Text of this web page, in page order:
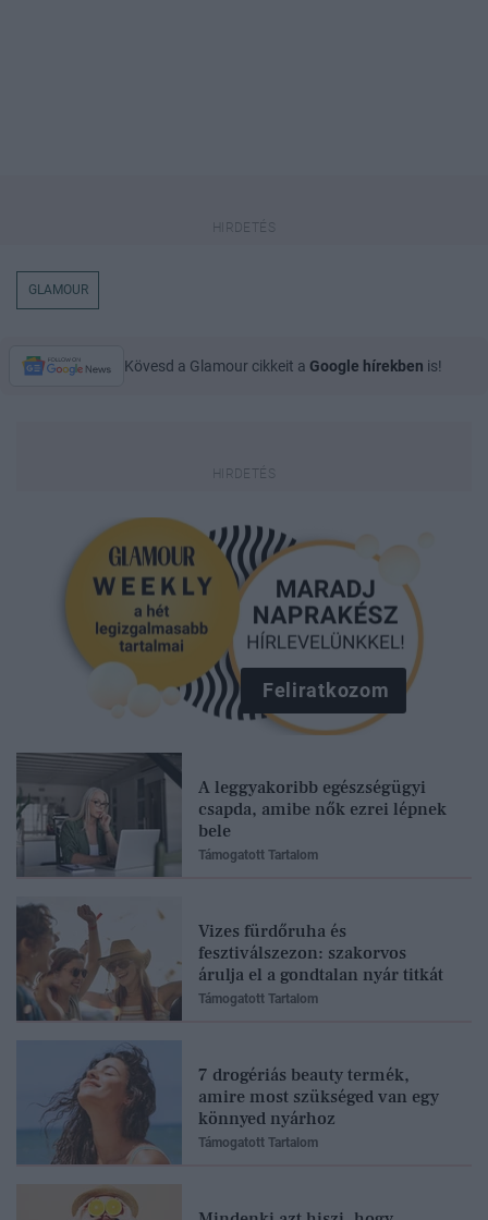
A
GLAMOUR
Kövesd a Glamour cikkeit a Google hírekben is!
Feliratkozom
A leggyakoribb egészségügyi
csapda, amibe nők ezrei lépnek
bele
Támogatott Tartalom
Vizes fürdőruha és
fesztiválszezon: szakorvos
árulja el a gondtalan nyár titkát
Támogatott Tartalom
7 drogériás beauty termék,
amire most szükséged van egy
könnyed nyárhoz
Támogatott Tartalom